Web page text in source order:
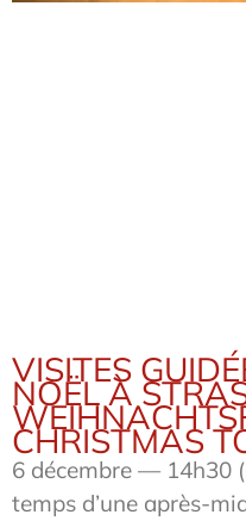
VISITES
NOËL À
CHRISTMAS
6 décembre — 14h30
temps d’une après-